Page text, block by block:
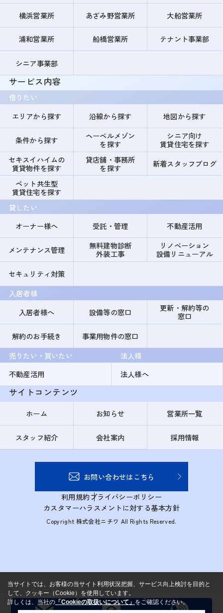
横浜営業所 あざみ野営業所 大船営業所
浦和営業所 船橋営業所 テナント事業部
シニア事業部
サービス内容
借りたい
エリアから探す
沿線から探す 地図から探す
条件から探す
ヘーベルメゾン
を探す
シニア向け
賃貸住宅を探す
セキスイハイムの
賃貸物件を探す
貸店舗・事務所
を探す
新着スタッフブログ
ペット共生型
賃貸住宅を探す
貸したい
オーナー様へ
受託・管理 不動産活用
メンテナンス管理
無料建物診断
外装工事
リノベーション
設備リニューアル
セキュリティ対策
入居者様
入居者様へ
設備等の窓口
更新・解約等の
窓口
解約のお手続き
事業用物件の窓口
売りたい・買いたい
不動産活用
法人様
法人様へ
サイトコンテンツ
ホーム お知らせ 営業所一覧
スタッフ紹介 会社案内 採用情報
お問い合わせはこちら
利用規約プライバシーポリシー
カスタマーハラスメントに対する基本方針
Copyright 株式会社ニチワ All Rights Reserved.
当サイトでは、お客様の当サイト利用状況把握、サービス向上検討を目的と
して、クッキー（Cookie）を使用しています。
詳しくは、当社の 「Cookieの取扱いについて」 をご確認ください。